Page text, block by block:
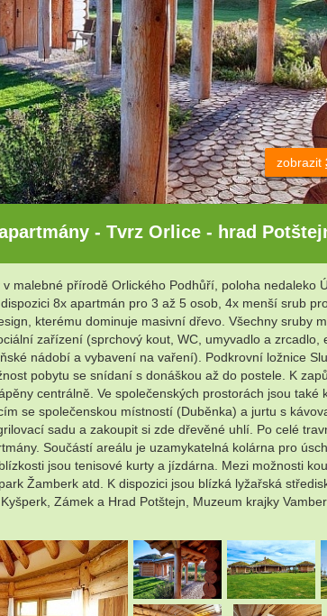
zobrazit
- Tvrz Orlice - hrad
malebné přírodě Orlického Podhůří, poloha
8x apartmán pro 3 až 5 osob, 4x menší srub
kterému dominuje masivní dřevo. Všechny sruby
zařízení (sprchový kout, WC, umyvadlo a
nádobí a vybavení na vaření). Podkrovní ložnice
pobytu se snídaní s donáškou až do postele. K
centrálně. Ve společenských prostorách jsou
se společenskou místností (Duběnka) a jurtu s
sadu a zakoupit si zde dřevěné uhlí. Po celé
Součástí areálu je uzamykatelná kolárna pro
jsou tenisové kurty a jízdárna. Mezi možnosti
Žamberk atd. K dispozici jsou blízká lyžařská
Zámek a Hrad Potštejn, Muzeum krajky